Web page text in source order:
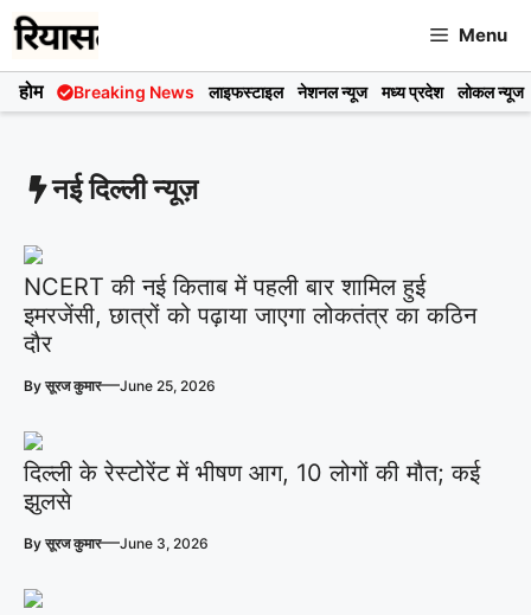
Skip
to
content
Menu
होम Breaking News लाइफस्टाइल नेशनल न्यूज मध्य प्रदेश लोकल न्यूज
नई दिल्ली न्यूज़
NCERT की नई किताब में पहली बार शामिल हुई
इमरजेंसी, छात्रों को पढ़ाया जाएगा लोकतंत्र का कठिन
दौर
Byसूरज कुमार—June 25, 2026
दिल्ली के रेस्टोरेंट में भीषण आग, 10 लोगों की मौत; कई
झुलसे
Byसूरज कुमार—June 3, 2026